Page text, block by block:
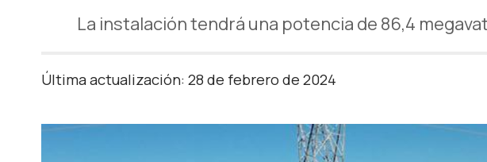
La instalación tendrá una potencia de 86,4
Última actualización: 28 de febrero de 2024